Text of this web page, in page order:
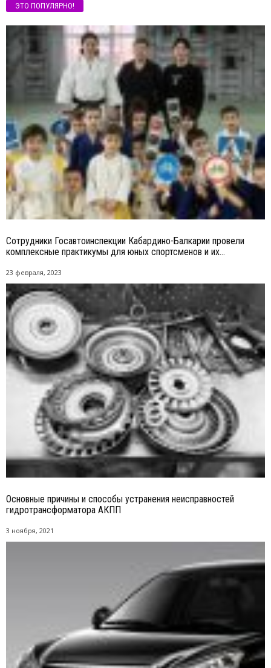
ЭТО ПОПУЛЯРНО!
Сотрудники Госавтоинспекции Кабардино-Балкарии провели
комплексные практикумы для юных спортсменов и их...
23 февраля, 2023
Основные причины и способы устранения неисправностей
гидротрансформатора АКПП
3 ноября, 2021